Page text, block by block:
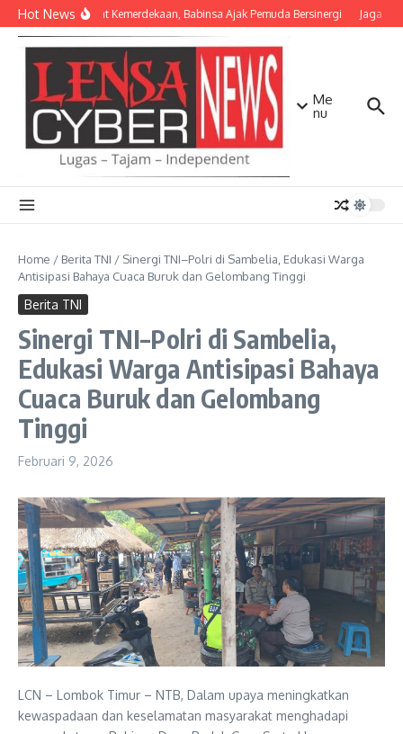
Lewati ke konten
Hot NewsSemangat Kemerdekaan, Babinsa Ajak Pemuda Bersinergi Jaga
Me
nu
Home / Berita TNI / Sinergi TNI–Polri di Sambelia, Edukasi Warga
Antisipasi Bahaya Cuaca Buruk dan Gelombang Tinggi
Berita TNI
Sinergi TNI–Polri di Sambelia,
Edukasi Warga Antisipasi Bahaya
Cuaca Buruk dan Gelombang
Tinggi
Februari 9, 2026
LCN – Lombok Timur – NTB, Dalam upaya meningkatkan
kewaspadaan dan keselamatan masyarakat menghadapi